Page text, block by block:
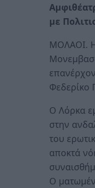
με
ΜΟΛΑΟΙ. Η
Φεδερίκο
Ο Λόρκα
στην
του
αποκτά
Ο